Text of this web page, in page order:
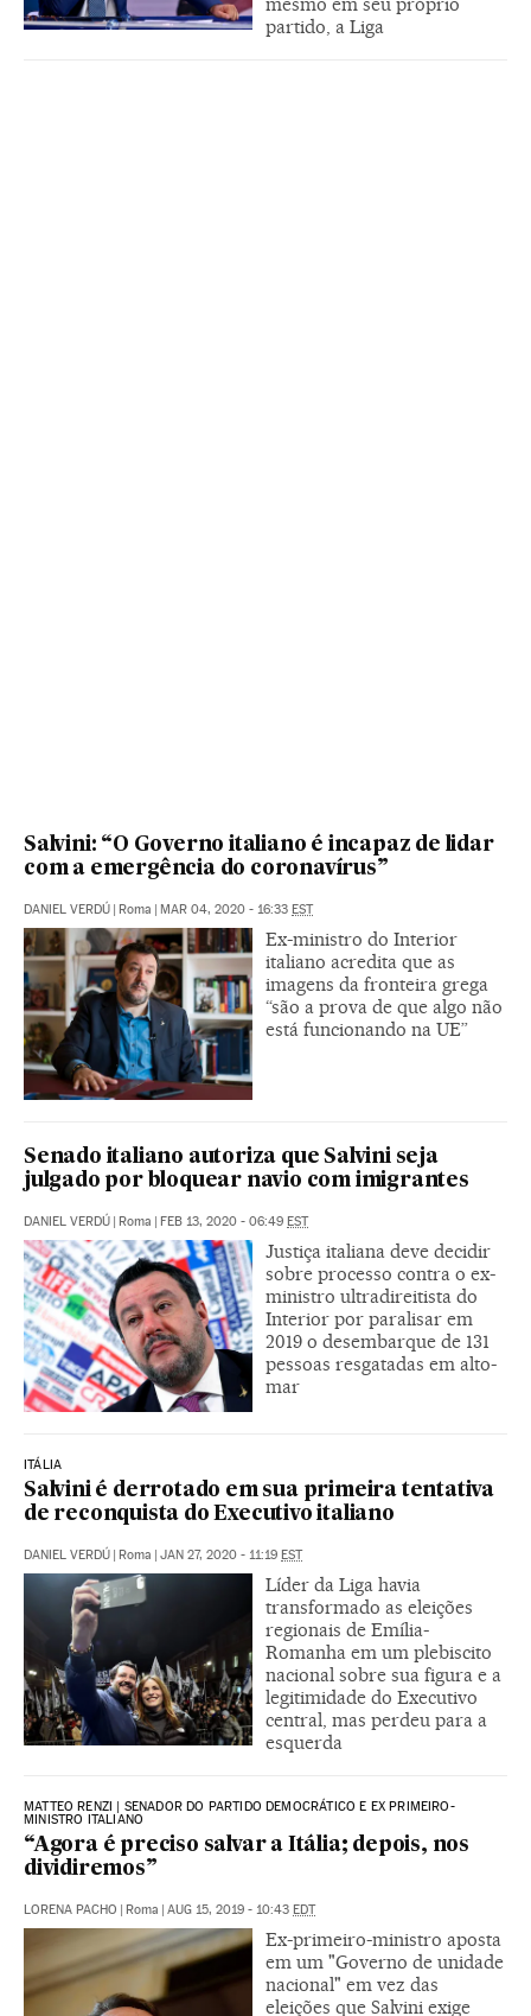
partido, a Liga
Salvini: “O Governo italiano é incapaz de lidar
com a emergência do coronavírus”
DANIEL VERDÚ Roma MAR 04, 2020 - 16:33 EST
Ex-ministro do Interior
italiano acredita que as
imagens da fronteira grega
“são a prova de que algo não
está funcionando na UE”
Senado italiano autoriza que Salvini seja
julgado por bloquear navio com imigrantes
DANIEL VERDÚ Roma FEB 13, 2020 - 06:49 EST
Justiça italiana deve decidir
sobre processo contra o ex-
ministro ultradireitista do
Interior por paralisar em
2019 o desembarque de 131
pessoas resgatadas em alto-
mar
ITÁLIA
Salvini é derrotado em sua primeira tentativa
de reconquista do Executivo italiano
DANIEL VERDÚ Roma JAN 27, 2020 - 11:19 EST
Líder da Liga havia
transformado as eleições
regionais de Emília-
Romanha em um plebiscito
nacional sobre sua figura e a
legitimidade do Executivo
central, mas perdeu para a
esquerda
MATTEO RENZI | SENADOR DO PARTIDO DEMOCRÁTICO E EX PRIMEIRO-
MINISTRO ITALIANO
“Agora é preciso salvar a Itália; depois, nos
dividiremos”
LORENA PACHO Roma AUG 15, 2019 - 10:43 EDT
Ex-primeiro-ministro aposta
em um "Governo de unidade
nacional" em vez das
eleições que Salvini exige